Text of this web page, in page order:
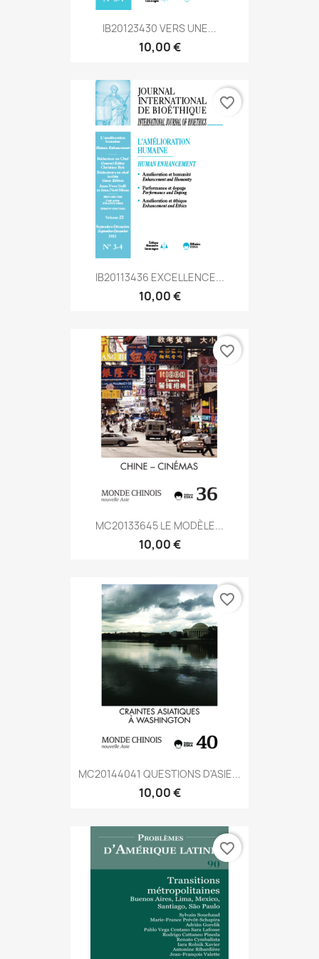
IB20123430 VERS UNE...
10,00 €
IB20113436 EXCELLENCE...
10,00 €
favorite_border
MC20133645 LE MODÈLE...
10,00 €
favorite_border
MC20144041 QUESTIONS D'ASIE...
10,00 €
favorite_border
favorite_border